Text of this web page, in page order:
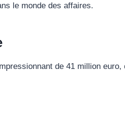
le monde des affaires.
de 41 million